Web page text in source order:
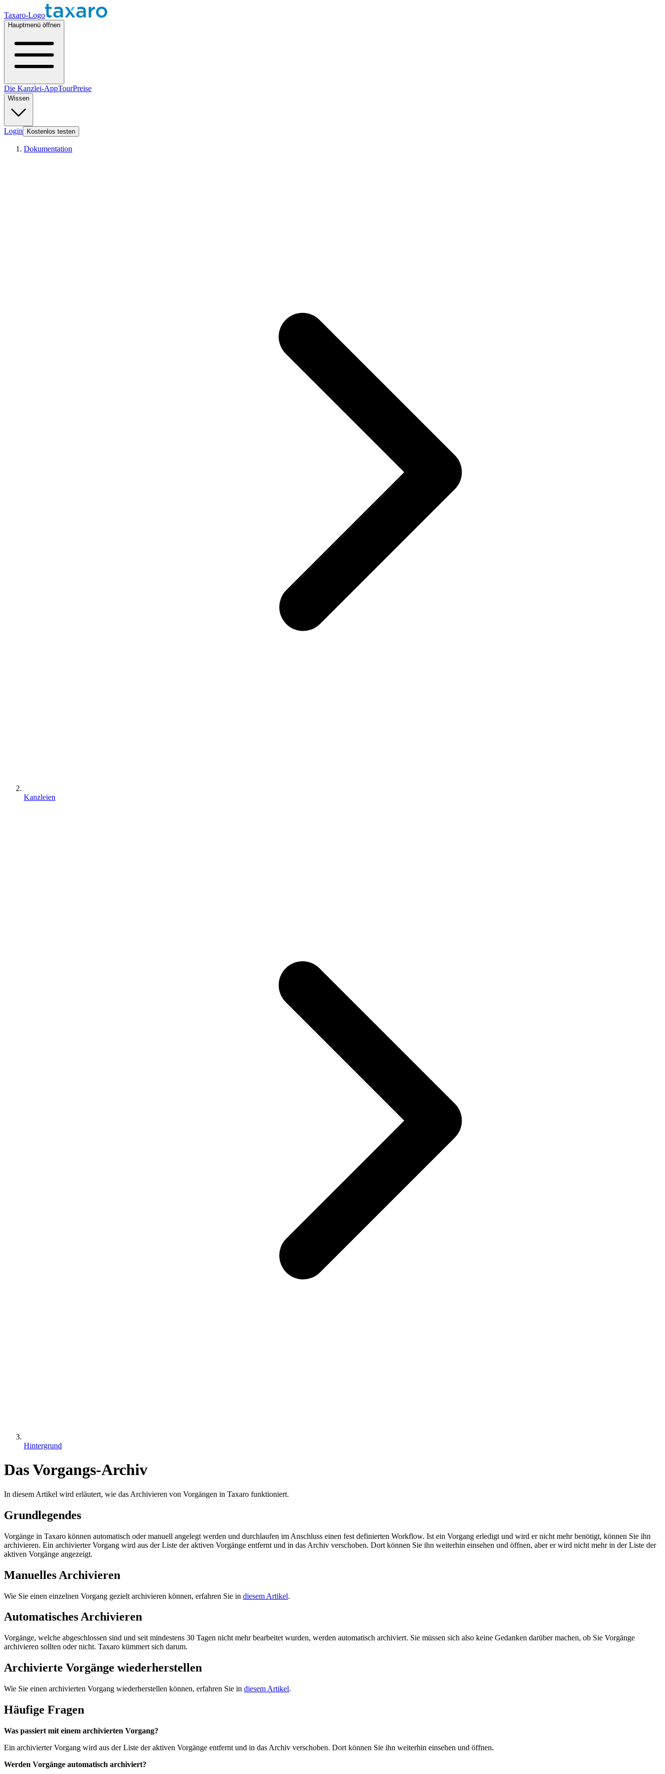
Taxaro-Logo
Hauptmenü öffnen
Die Kanzlei-AppTourPreise
Wissen
Login Kostenlos testen
Dokumentation
Kanzleien
Hintergrund
Das Vorgangs-Archiv
In diesem Artikel wird erläutert, wie das Archivieren von Vorgängen in Taxaro funktioniert.
Grundlegendes
Vorgänge in Taxaro können automatisch oder manuell angelegt werden und durchlaufen im Anschluss einen fest definierten Workflow. Ist ein Vorgang erledigt und wird er nicht mehr benötigt, können Sie ihn
archivieren. Ein archivierter Vorgang wird aus der Liste der aktiven Vorgänge entfernt und in das Archiv verschoben. Dort können Sie ihn weiterhin einsehen und öffnen, aber er wird nicht mehr in der Liste der
aktiven Vorgänge angezeigt.
Manuelles Archivieren
Wie Sie einen einzelnen Vorgang gezielt archivieren können, erfahren Sie in diesem Artikel.
Automatisches Archivieren
Vorgänge, welche abgeschlossen sind und seit mindestens 30 Tagen nicht mehr bearbeitet wurden, werden automatisch archiviert. Sie müssen sich also keine Gedanken darüber machen, ob Sie Vorgänge
archivieren sollten oder nicht. Taxaro kümmert sich darum.
Archivierte Vorgänge wiederherstellen
Wie Sie einen archivierten Vorgang wiederherstellen können, erfahren Sie in diesem Artikel.
Häufige Fragen
Was passiert mit einem archivierten Vorgang?
Ein archivierter Vorgang wird aus der Liste der aktiven Vorgänge entfernt und in das Archiv verschoben. Dort können Sie ihn weiterhin einsehen und öffnen.
Werden Vorgänge automatisch archiviert?